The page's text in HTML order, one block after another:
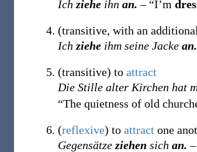
Ich ziehe ihn an. – “I’m
(transitive, with an
Ich ziehe ihm seine Jacke an.
(transitive) to attract
Die Stille alter Kirchen hat
“The quietness of old
(reflexive) to attract one
Gegensätze ziehen sich an.